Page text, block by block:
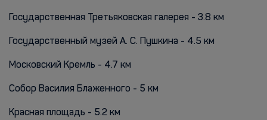
Государственная Третьяковская галерея - 3.8 км
Государственный музей А. С. Пушкина - 4.5 км
Московский Кремль - 4.7 км
Собор Василия Блаженного - 5 км
Красная площадь - 5.2 км